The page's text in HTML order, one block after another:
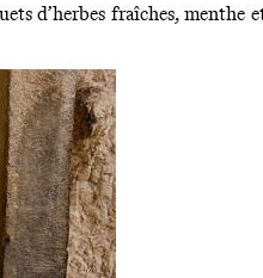
d’herbes fraîches, menthe